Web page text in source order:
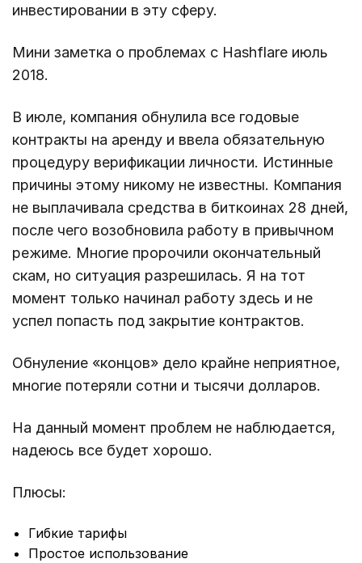
инвестировании в эту сферу.
Мини заметка о проблемах с Hashflare июль
2018.
В июле, компания обнулила все годовые
контракты на аренду и ввела обязательную
процедуру верификации личности. Истинные
причины этому никому не известны. Компания
не выплачивала средства в биткоинах 28 дней,
после чего возобновила работу в привычном
режиме. Многие пророчили окончательный
скам, но ситуация разрешилась. Я на тот
момент только начинал работу здесь и не
успел попасть под закрытие контрактов.
Обнуление «концов» дело крайне неприятное,
многие потеряли сотни и тысячи долларов.
На данный момент проблем не наблюдается,
надеюсь все будет хорошо.
Плюсы:
Гибкие тарифы
Простое использование